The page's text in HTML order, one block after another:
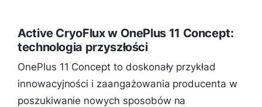
Active CryoFlux w OnePlus 11 Concept:
technologia przyszłości
OnePlus 11 Concept to doskonały przykład
innowacyjności i zaangażowania producenta w
poszukiwanie nowych sposobów na